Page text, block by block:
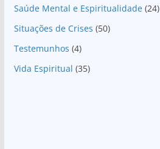
Saúde Mental e Espiritualidade(24)
Situações de Crises (50)
Testemunhos (4)
Vida Espiritual (35)